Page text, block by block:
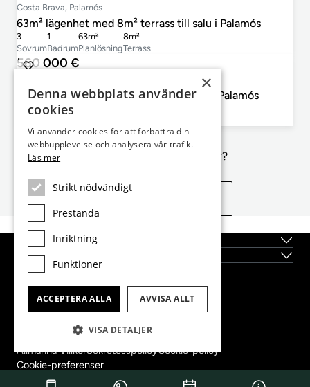
Costa Brava, Palamós
63m² lägenhet med 8m² terrass till salu i Palamós
Sovrum
3
Badrum
1
Planlösning
63m²
Terrass
8m²
560 000 €
61m² lägenhet med 7m² terrass till salu i Palamós
1
Inte exakt vad du letar efter?
Topplägen
Nybyggda fastigheter
info@lucasfox.com
Allmänna VillkorSekretesspolicyCookie-policy
Cookie-preferenser
Copyright 2022 © Dils Lucas Fox
×
Denna webbplats använder
cookies
Vi använder cookies för att förbättra din
webbupplevelse och analysera vår trafik.
Läs mer
Strikt nödvändigt
Prestanda
Inriktning
Funktioner
ACCEPTERA ALLA AVVISA ALLT
VISA DETALJER